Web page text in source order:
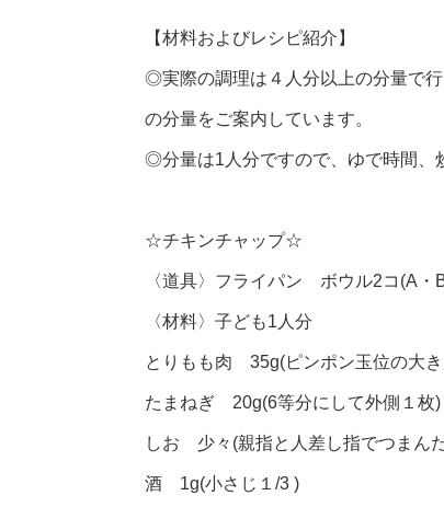
【材料およびレシピ紹介】
◎実際の調理は４人分以上の分量で
の分量をご案内しています。
◎分量は1人分ですので、ゆで時間、
☆チキンチャップ☆
〈道具〉フライパン ボウル2コ(A・
〈材料〉子ども1人分
とりもも肉 35g(ピンポン玉位の大
たまねぎ 20g(6等分にして外側１枚)
しお 少々(親指と人差し指でつまん
酒 1g(小さじ１/3 )